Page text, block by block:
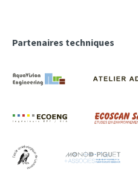
Partenaires techniques